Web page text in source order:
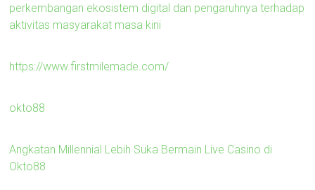
perkembangan ekosistem digital dan pengaruhnya terhadap
aktivitas masyarakat masa kini
https://www.firstmilemade.com/
okto88
Angkatan Millennial Lebih Suka Bermain Live Casino di
Okto88